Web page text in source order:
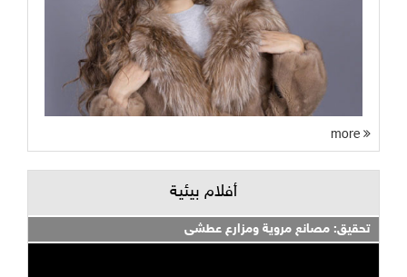
أفلام بيئية
تحقيق: مصانع مروية ومزارع عطشى